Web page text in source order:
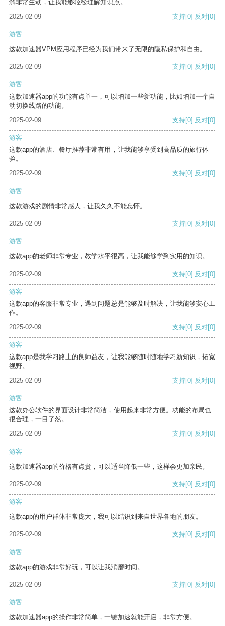
解非常生动，让我能够轻松理解知识点。
2025-02-09
支持[0] 反对[0]
游客
这款加速器VPM应用程序已经为我们带来了无限的隐私保护和自由。
2025-02-09 支持[0] 反对[0]
游客
这款加速器app的功能有点单一，可以增加一些新功能，比如增加一个自
动切换线路的功能。
2025-02-09
支持[0] 反对[0]
游客
这款app的酒店、餐厅推荐非常有用，让我能够享受到高品质的旅行体
验。
2025-02-09
支持[0] 反对[0]
游客
这款游戏的剧情非常感人，让我久久不能忘怀。
2025-02-09 支持[0] 反对[0]
游客
这款app的老师非常专业，教学水平很高，让我能够学到实用的知识。
2025-02-09 支持[0] 反对[0]
游客
这款app的客服非常专业，遇到问题总是能够及时解决，让我能够安心工
作。
2025-02-09
支持[0] 反对[0]
游客
这款app是我学习路上的良师益友，让我能够随时随地学习新知识，拓宽
视野。
2025-02-09
支持[0] 反对[0]
游客
这款办公软件的界面设计非常简洁，使用起来非常方便。功能的布局也
很合理，一目了然。
2025-02-09
支持[0] 反对[0]
游客
这款加速器app的价格有点贵，可以适当降低一些，这样会更加亲民。
2025-02-09 支持[0] 反对[0]
游客
这款app的用户群体非常庞大，我可以结识到来自世界各地的朋友。
2025-02-09 支持[0] 反对[0]
游客
这款app的游戏非常好玩，可以让我消磨时间。
2025-02-09 支持[0] 反对[0]
游客
这款加速器app的操作非常简单，一键加速就能开启，非常方便。